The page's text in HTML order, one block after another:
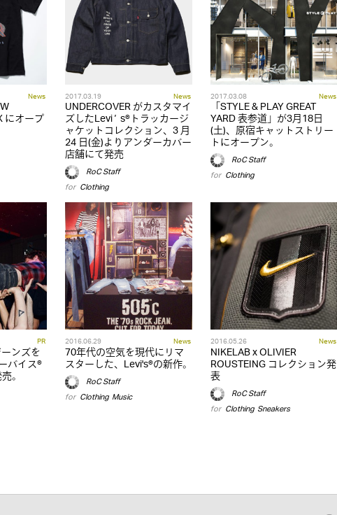
News
にオープ
2017.03.19 News
UNDERCOVER がカスタマイ
ズしたLeviʼ s®トラッカージ
ャケットコレクション、3 月
24 日(金)よりアンダーカバー
店舗にて発売
RoC Staff
for Clothing
2017.03.08 News
「STYLE & PLAY GREAT
YARD 表参道」が3月18日
(土)、原宿キャットストリー
トにオープン。
RoC Staff
for Clothing
PR
ンズを
バイス®
。
2016.06.29 News
70年代の空気を現代にリマ
スターした、Levi's®の新作。
RoC Staff
for Clothing,Music
2016.05.26 News
NIKELAB x OLIVIER
ROUSTEING コレクション発
表
RoC Staff
for Clothing,Sneakers